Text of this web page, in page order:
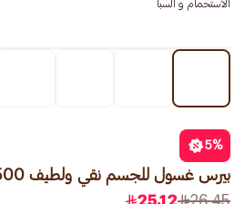
الاستحمام و السبا
5%
بيرس غسول للجسم نقي ولطيف 500مل
26.45
25.12